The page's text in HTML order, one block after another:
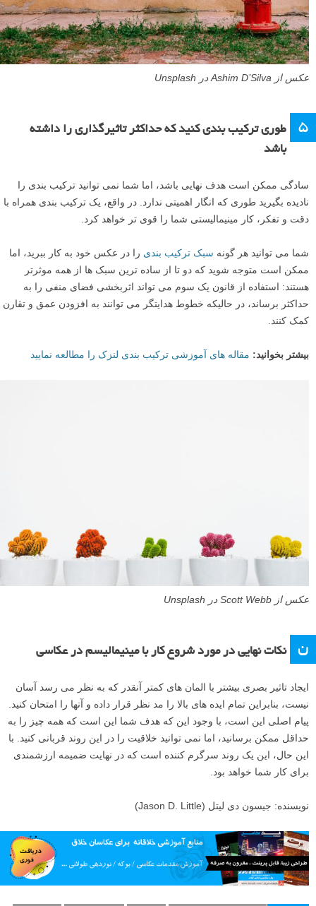
عکس از Ashim D’Silva در Unsplash
5
طوری ترکیب بندی کنید که حداکثر تاثیرگذاری را داشته
باشد
سادگی ممکن است هدف نهایی باشد، اما شما نمی توانید ترکیب بندی را
نادیده بگیرید طوری که انگار اهمیتی ندارد. در واقع، یک ترکیب بندی همراه با
دقت و تفکر، کار مینیمالیستی شما را قوی تر خواهد کرد.
شما می توانید هر گونه سبک ترکیب بندی را در عکس خود به کار ببرید، اما
ممکن است متوجه شوید که دو تا از ساده ترین سبک ها از همه موثرتر
هستند: استفاده از قانون یک سوم می تواند اثربخشی فضای منفی را به
حداکثر برساند، در حالیکه خطوط هدایتگر می توانند به افزودن عمق و تقارن
کمک کنند.
بیشتر بخوانید: مقاله های آموزشی ترکیب بندی لنزک را مطالعه نمایید
عکس از Scott Webb در Unsplash
ن نکات نهایی در مورد شروع کار با مینیمالیسم در عکاسی
ایجاد تاثیر بصری بیشتر با المان های کمتر آنقدر که به نظر می رسد آسان
نیست، بنابراین تمام ایده های بالا را مد نظر قرار داده و آنها را امتحان کنید.
پیام اصلی این است، با وجود این که هدف شما این است که همه چیز را به
حداقل ممکن برسانید، اما نمی توانید خلاقیت را در این روند قربانی کنید. با
این حال، این یک روند سرگرم کننده است که در نهایت ضمیمه ارزشمندی
برای کار شما خواهد بود.
نویسنده: جیسون دی لیتل (Jason D. Little)